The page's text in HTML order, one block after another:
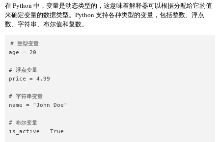
在 Python 中，变量是动态类型的，这意味着解释器可以根据分配给它的值
来确定变量的数据类型。Python 支持各种类型的变量，包括整数、浮点
数、字符串、布尔值和复数。
# 整型变量
age = 20
# 浮点变量
price = 4.99
# 字符串变量
name = "John Doe"
# 布尔变量
is_active = True